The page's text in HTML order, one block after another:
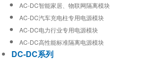
AC-DC智能家居、物联网隔离模块
AC-DC汽车充电柱专用电源模块
AC-DC电力行业专用电源模块
AC-DC高性能标准隔离电源模块
DC-DC系列